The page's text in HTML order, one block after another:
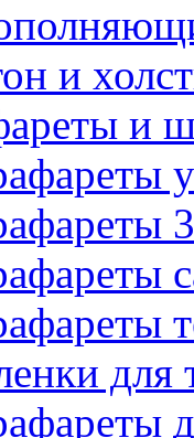
и
и
для